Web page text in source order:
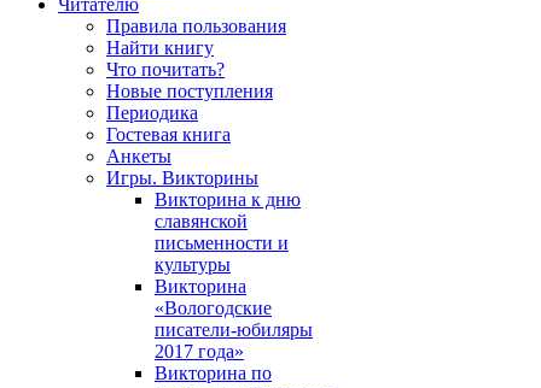
Читателю
Правила пользования
Найти книгу
Что почитать?
Новые поступления
Периодика
Гостевая книга
Анкеты
Игры. Викторины
Викторина к дню
славянской
письменности и
культуры
Викторина
«Вологодские
писатели-юбиляры
2017 года»
Викторина по